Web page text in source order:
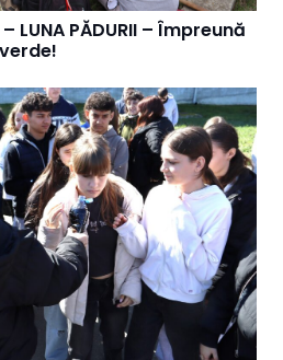
LUNA PĂDURII – Împreună